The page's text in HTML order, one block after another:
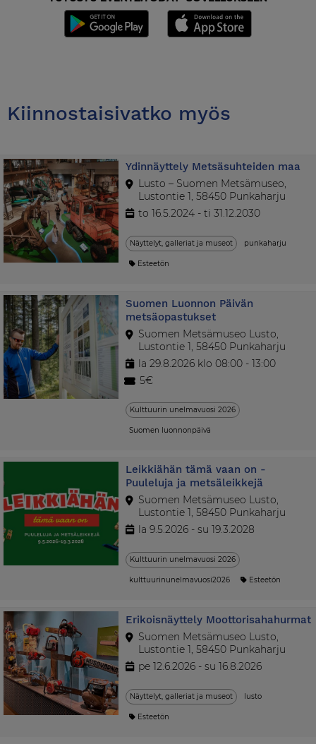
Kiinnostaisivatko myös
Ydinnäyttely Metsäsuhteiden maa
Lusto – Suomen Metsämuseo,
Lustontie 1, 58450 Punkaharju
to 16.5.2024 - ti 31.12.2030
Näyttelyt, galleriat ja museot punkaharju
Esteetön
Suomen Luonnon Päivän
metsäopastukset
Suomen Metsämuseo Lusto,
Lustontie 1, 58450 Punkaharju
la 29.8.2026 klo 08:00 - 13:00
5€
Kulttuurin unelmavuosi 2026
Suomen luonnonpäivä
Leikkiähän tämä vaan on -
Puuleluja ja metsäleikkejä
Suomen Metsämuseo Lusto,
Lustontie 1, 58450 Punkaharju
la 9.5.2026 - su 19.3.2028
Kulttuurin unelmavuosi 2026
kulttuurinunelmavuosi2026 Esteetön
Erikoisnäyttely Moottorisahahurmat
Suomen Metsämuseo Lusto,
Lustontie 1, 58450 Punkaharju
pe 12.6.2026 - su 16.8.2026
Näyttelyt, galleriat ja museot lusto
Esteetön